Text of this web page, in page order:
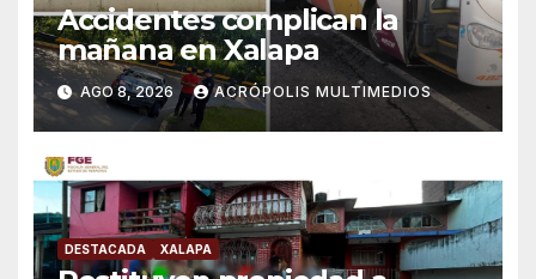
Accidentes complican la
mañana en Xalapa
AGO 8, 2026 ACRÓPOLIS MULTIMEDIOS
DESTACADA XALAPA